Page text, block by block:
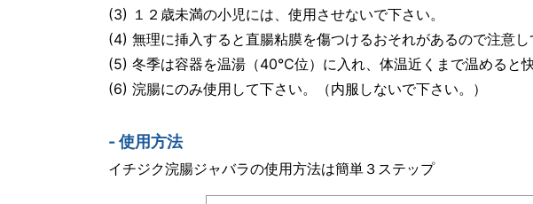
(3) １２歳未満の小児には、使用させないで下さい。
(4) 無理に挿入すると直腸粘膜を傷つけるおそれがあるので注意し
(5) 冬季は容器を温湯（40℃位）に入れ、体温近くまで温めると快
(6) 浣腸にのみ使用して下さい。（内服しないで下さい。）
- 使用方法
イチジク浣腸ジャバラの使用方法は簡単３ステップ